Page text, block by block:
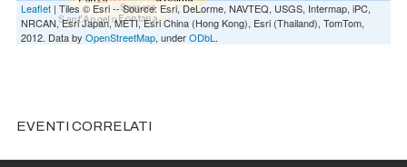
Leaflet | Tiles © Esri -- Source: Esri, DeLorme, NAVTEQ, USGS, Intermap, iPC,
NRCAN, Esri Japan, METI, Esri China (Hong Kong), Esri (Thailand), TomTom,
2012. Data by OpenStreetMap, underODbL .
EVENTI CORRELATI